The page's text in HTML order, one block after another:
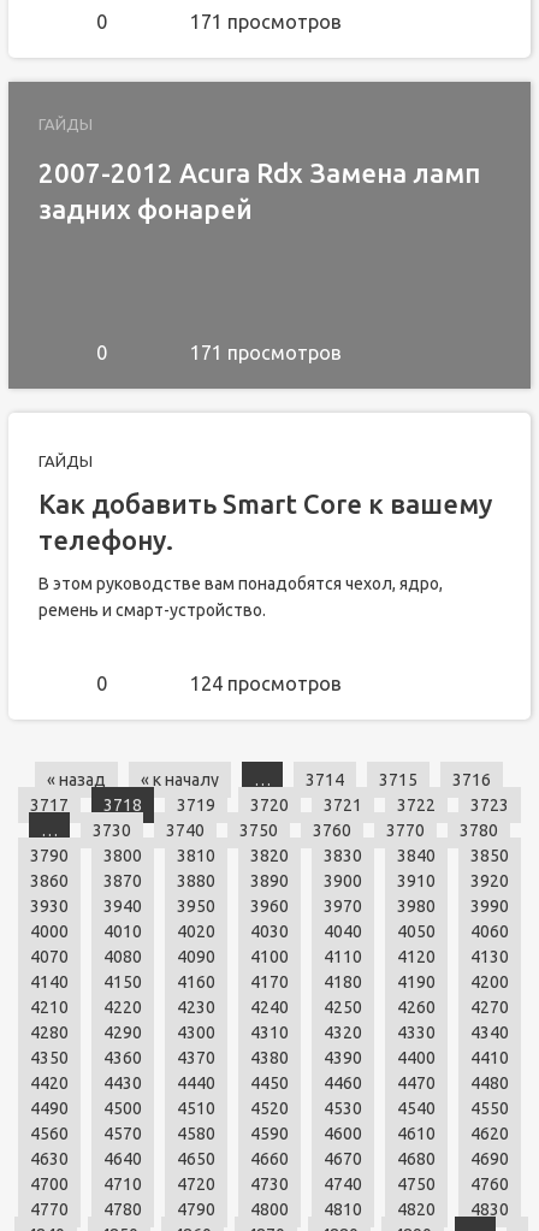
0 171 просмотров
ГАЙДЫ
2007-2012 Acura Rdx Замена ламп
задних фонарей
0 171 просмотров
ГАЙДЫ
Как добавить Smart Core к вашему
телефону.
В этом руководстве вам понадобятся чехол, ядро,
ремень и смарт-устройство.
0 124 просмотров
« назад « к началу … 3714 3715
3716
3717
3718 3719 3720 3721 3722
3723
…
3730 3740 3750 3760 3770
3780
3790
3800 3810 3820 3830 3840
3850
3860
3870 3880 3890 3900 3910
3920
3930
3940 3950 3960 3970 3980
3990
4000
4010 4020 4030 4040 4050
4060
4070
4080 4090 4100 4110 4120
4130
4140
4150 4160 4170 4180 4190
4200
4210
4220 4230 4240 4250 4260
4270
4280
4290 4300 4310 4320 4330
4340
4350
4360 4370 4380 4390 4400
4410
4420
4430 4440 4450 4460 4470
4480
4490
4500 4510 4520 4530 4540
4550
4560
4570 4580 4590 4600 4610
4620
4630
4640 4650 4660 4670 4680
4690
4700
4710 4720 4730 4740 4750
4760
4770
4780 4790 4800 4810 4820
4830